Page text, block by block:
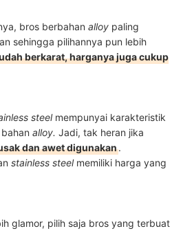
bros berbahan alloy paling
sehingga pilihannya pun lebih
berkarat, harganya juga cukup
steel mempunyai karakteristik
alloy. Jadi, tak heran jika
dan awet digunakan.
stainless steelmemiliki harga yang
glamor, pilih saja bros yang terbuat